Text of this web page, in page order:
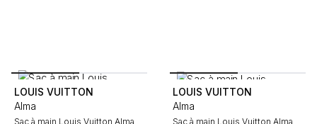
LOUIS VUITTON
Alma
Sac à main Louis Vuitton Alma
LOUIS VUITTON
Alma
Sac à main Louis Vuitton Alma